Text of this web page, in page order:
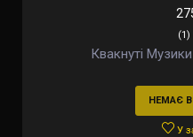
(1)
Квакнуті
НЕМАЄ В
У